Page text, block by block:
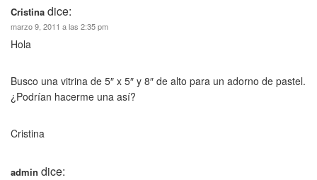
Cristina dice:
marzo 9, 2011 a las 2:35 pm
Hola
Busco una vitrina de 5″ x 5″ y 8″ de alto para un adorno de pastel.
¿Podrían hacerme una así?
Cristina
admin dice: